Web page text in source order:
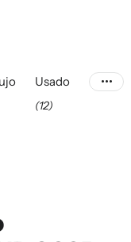
Usado
(12)